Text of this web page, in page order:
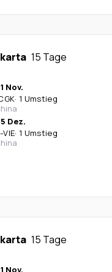
15 Tage
Nov.
· 1 Umstieg
Dez.
-VIE· 1 Umstieg
15 Tage
Nov.